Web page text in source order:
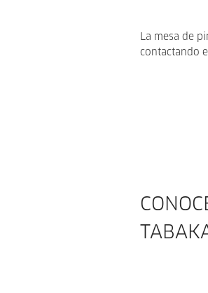
La mesa de
contactando